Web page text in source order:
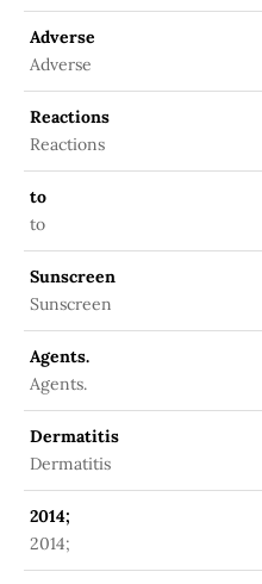
Adverse
Adverse
Reactions
Reactions
to
to
Sunscreen
Sunscreen
Agents.
Agents.
Dermatitis
Dermatitis
2014;
2014;